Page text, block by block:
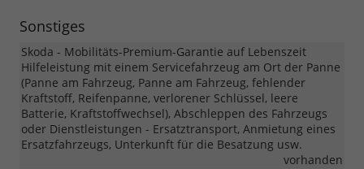
Sonstiges
Skoda - Mobilitäts-Premium-Garantie auf Lebenszeit
Hilfeleistung mit einem Servicefahrzeug am Ort der Panne
(Panne am Fahrzeug, Panne am Fahrzeug, fehlender
Kraftstoff, Reifenpanne, verlorener Schlüssel, leere
Batterie, Kraftstoffwechsel), Abschleppen des Fahrzeugs
oder Dienstleistungen - Ersatztransport, Anmietung eines
Ersatzfahrzeugs, Unterkunft für die Besatzung usw.
vorhanden